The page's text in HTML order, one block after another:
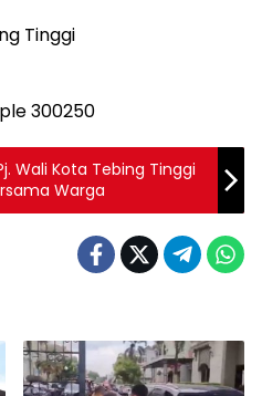
Tinggi
Wali Kota Tebing Tinggi
Warga